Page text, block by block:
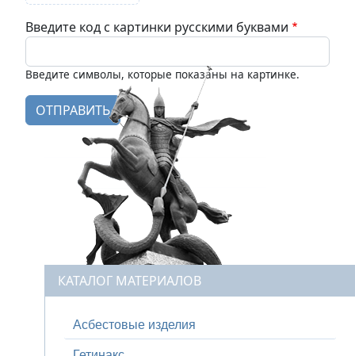
Введите код с картинки русскими буквами
Введите символы, которые показаны на картинке.
КАТАЛОГ МАТЕРИАЛОВ
Асбестовые изделия